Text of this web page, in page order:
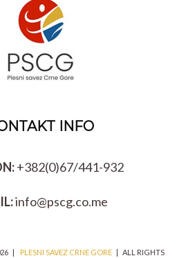
INFO
+382(0)67/441-932
info@pscg.co.me
| PLESNI SAVEZ CRNE GORE| ALL RIGHTS